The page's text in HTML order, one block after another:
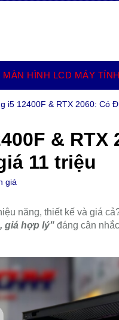
MÀN HÌNH LCD MÁY
i5 12400F & RTX 2060: Có
& RTX
11 triệu
giá
năng, thiết kế và giá
giá hợp lý"đáng cân